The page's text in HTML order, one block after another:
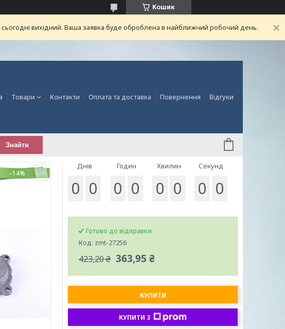
Кошик
вихідний. Ваша заявка буде оброблена в найближчий робочий день.
Товари Контакти Оплата та доставка Повернення Відгуки
Знайти
–14%
Днів
0 0
Годин
0 0
Хвилин
0 0
Секунд
0 0
Готово до відправки
Код: zmt-27256
423,20 ₴ 363,95 ₴
КУПИТИ
КУПИТИ З